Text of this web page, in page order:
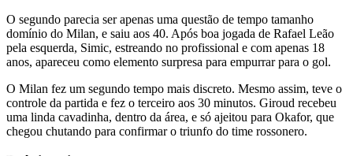
O segundo parecia ser apenas uma questão de tempo tamanho
domínio do Milan, e saiu aos 40. Após boa jogada de Rafael Leão
pela esquerda, Simic, estreando no profissional e com apenas 18
anos, apareceu como elemento surpresa para empurrar para o gol.
O Milan fez um segundo tempo mais discreto. Mesmo assim, teve o
controle da partida e fez o terceiro aos 30 minutos. Giroud recebeu
uma linda cavadinha, dentro da área, e só ajeitou para Okafor, que
chegou chutando para confirmar o triunfo do time rossonero.